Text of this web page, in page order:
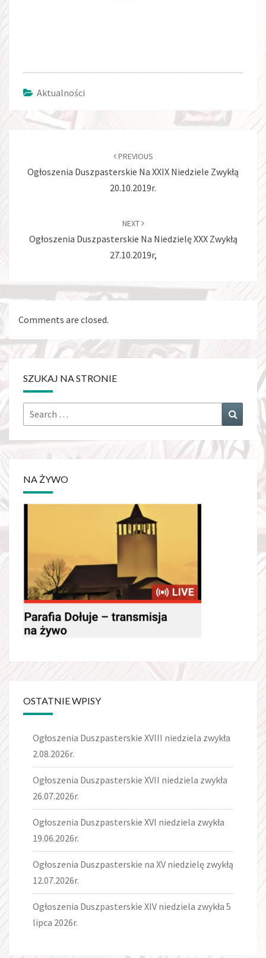
Aktualności
PREVIOUS
Ogłoszenia Duszpasterskie Na XXIX Niedziele Zwykłą
20.10.2019r.
NEXT
Ogłoszenia Duszpasterskie Na Niedzielę XXX Zwykłą
27.10.2019r,
Comments are closed.
SZUKAJ NA STRONIE
Search
for:
NA ŻYWO
OSTATNIE WPISY
Ogłoszenia Duszpasterskie XVIII niedziela zwykła
2.08.2026r.
Ogłoszenia Duszpasterskie XVII niedziela zwykła
26.07.2026r.
Ogłoszenia Duszpasterskie XVI niedziela zwykła
19.06.2026r.
Ogłoszenia Duszpasterskie na XV niedzielę zwykłą
12.07.2026r.
Ogłoszenia Duszpasterskie XIV niedziela zwykła 5
lipca 2026r.